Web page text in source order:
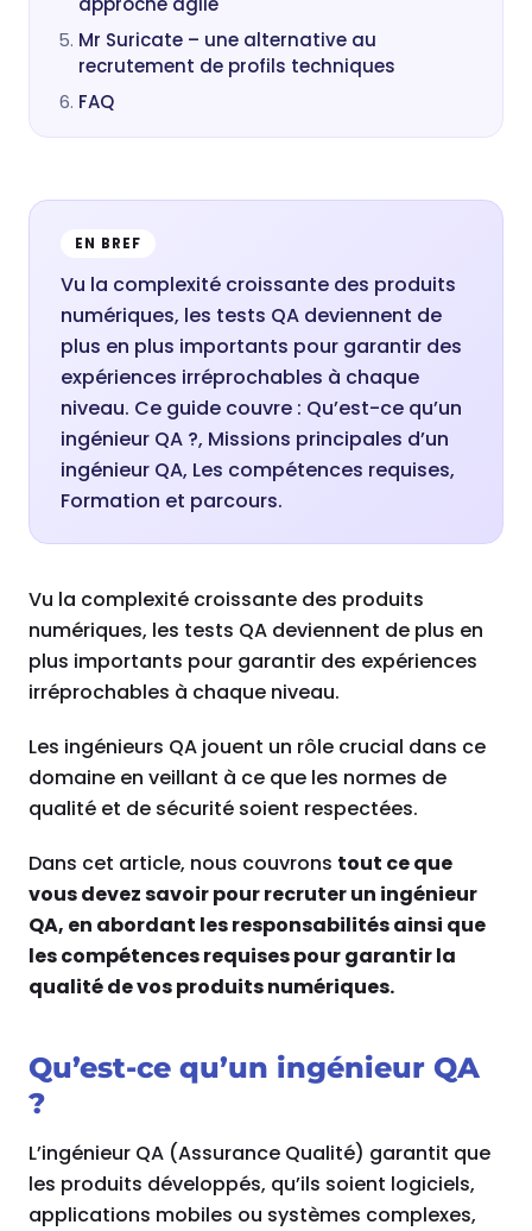
Mr Suricate – une alternative au
recrutement de profils techniques
FAQ
EN BREF
Vu la complexité croissante des produits
numériques, les tests QA deviennent de
plus en plus importants pour garantir des
expériences irréprochables à chaque
niveau. Ce guide couvre : Qu’est-ce qu’un
ingénieur QA ?, Missions principales d’un
ingénieur QA, Les compétences requises,
Formation et parcours.
Vu la complexité croissante des produits
numériques, les tests QA deviennent de plus en
plus importants pour garantir des expériences
irréprochables à chaque niveau.
Les ingénieurs QA jouent un rôle crucial dans ce
domaine en veillant à ce que les normes de
qualité et de sécurité soient respectées.
Dans cet article, nous couvrons tout ce que
vous devez savoir pour recruter un ingénieur
QA, en abordant les responsabilités ainsi que
les compétences requises pour garantir la
qualité de vos produits numériques.
Qu’est-ce qu’un ingénieur QA
?
L’ingénieur QA (Assurance Qualité) garantit que
les produits développés, qu’ils soient logiciels,
applications mobiles ou systèmes complexes,